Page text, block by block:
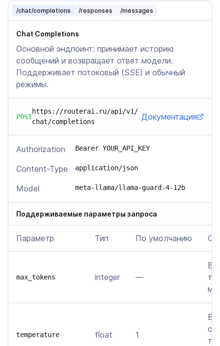
/chat/completions /responses /messages
Chat Completions
Основной эндпоинт: принимает историю
сообщений и возвращает ответ модели.
Поддерживает потоковый (SSE) и обычный
режимы.
POST
https://routerai.ru/api/v1/
chat/completions
Документация
Authorization Bearer YOUR_API_KEY
Content-Type application/json
Model meta-llama/llama-guard-4-12b
Поддерживаемые параметры запроса
Параметр Тип По умолчанию
max_tokens integer —
temperature float 1